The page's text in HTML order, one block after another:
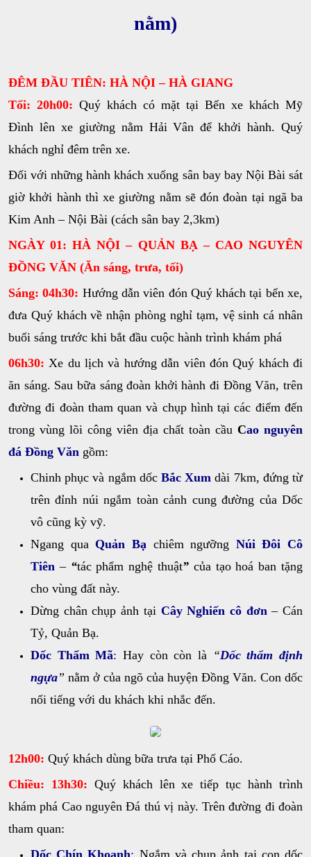
nằm)
ĐÊM ĐẦU TIÊN: HÀ NỘI – HÀ GIANG
Tối: 20h00: Quý khách có mặt tại Bến xe khách Mỹ
Đình lên xe giường nằm Hải Vân để khởi hành. Quý
khách nghỉ đêm trên xe.
Đối với những hành khách xuống sân bay bay Nội Bài sát
giờ khởi hành thì xe giường nằm sẽ đón đoàn tại ngã ba
Kim Anh – Nội Bài (cách sân bay 2,3km)
NGÀY 01:HÀ NỘI – QUẢN BẠ – CAO NGUYÊN
ĐỒNG VĂN (Ăn sáng, trưa, tối)
Sáng:04h30: Hướng dẫn viên đón Quý khách tại bến xe,
đưa Quý khách về nhận phòng nghỉ tạm, vệ sinh cá nhân
buổi sáng trước khi bắt đầu cuộc hành trình khám phá
06h30: Xe du lịch và hướng dẫn viên đón Quý khách đi
ăn sáng. Sau bữa sáng đoàn khởi hành đi Đồng Văn, trên
đường đi đoàn tham quan và chụp hình tại các điểm đến
trong vùng lõi công viên địa chất toàn cầu Cao nguyên
đá Đồng Văn gồm:
Chinh phục và ngắm dốc Bắc Xum dài 7km, đứng từ
trên đỉnh núi ngắm toàn cảnh cung đường của Dốc
vô cũng kỳ vỹ.
Ngang qua Quản Bạ chiêm ngưỡng Núi Đôi Cô
Tiên – “tác phẩm nghệ thuật” của tạo hoá ban tặng
cho vùng đất này.
Dừng chân chụp ảnh tại Cây Nghiến cô đơn – Cán
Tỷ, Quản Bạ.
Dốc Thẩm Mã:Hay còn còn là “Dốc thẩm định
ngựa” nằm ở của ngõ của huyện Đồng Văn. Con dốc
nổi tiếng với du khách khi nhắc đến.
12h00: Quý khách dùng bữa trưa tại Phố Cáo.
Chiều: 13h30: Quý khách lên xe tiếp tục hành trình
khám phá Cao nguyên Đá thú vị này. Trên đường đi đoàn
tham quan:
Dốc Chín Khoanh: Ngắm và chụp ảnh tại con dốc